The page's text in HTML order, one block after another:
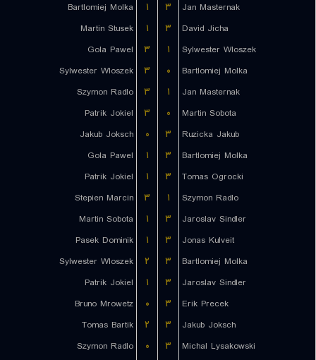
Bartlomiej Molka
۱ ۳
Jan Masternak
Martin Stusek
۱ ۳
David Jicha
Gola Pawel
۳ ۱
Sylwester Wloszek
Sylwester Wloszek
۳ ۰
Bartlomiej Molka
Szymon Radlo
۳ ۱
Jan Masternak
Patrik Jokiel
۳ ۰
Martin Sobota
Jakub Joksch
۰ ۳
Ruzicka Jakub
Gola Pawel
۱ ۳
Bartlomiej Molka
Patrik Jokiel
۱ ۳
Tomas Ogrocki
Stepien Marcin
۳ ۱
Szymon Radlo
Martin Sobota
۱ ۳
Jaroslav Sindler
Pasek Dominik
۱ ۳
Jonas Kulveit
Sylwester Wloszek
۲ ۳
Bartlomiej Molka
Patrik Jokiel
۱ ۳
Jaroslav Sindler
Bruno Mrowetz
۰ ۳
Erik Precek
Tomas Bartik
۲ ۳
Jakub Joksch
Szymon Radlo
۰ ۳
Michal Lysakowski